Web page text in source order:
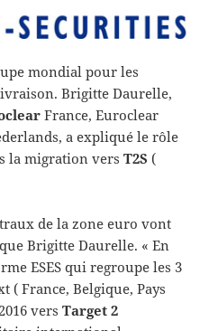
mondial pour les
Brigitte Daurelle,
France, Euroclear
a expliqué le rôle
la migration versT2S (
de la zone euro vont
Brigitte Daurelle. « En
ESES qui regroupe les 3
( France, Belgique, Pays
versTarget 2